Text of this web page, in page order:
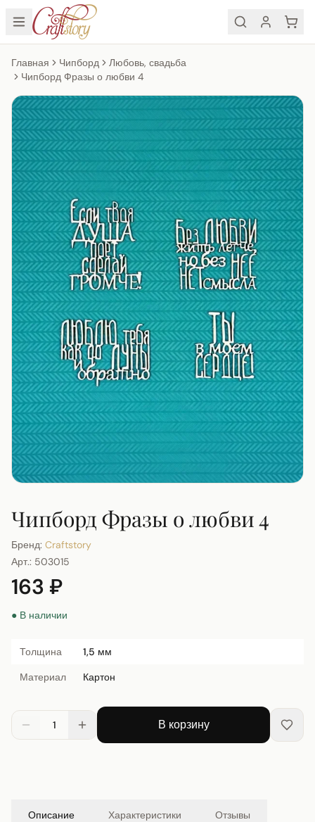
Главная Чипборд
Любовь, свадьба
Чипборд Фразы о любви 4
Чипборд Фразы о любви 4
Бренд: Craftstory
Арт.: 503015
163 ₽
● В наличии
Толщина
1,5 мм
Материал
Картон
1 В корзину
Описание Характеристики Отзывы